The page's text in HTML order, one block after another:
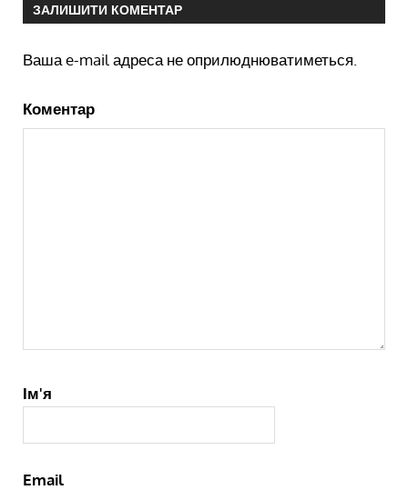
ЗАЛИШИТИ КОМЕНТАР
Ваша e-mail адреса не оприлюднюватиметься.
Коментар
Ім'я
Email